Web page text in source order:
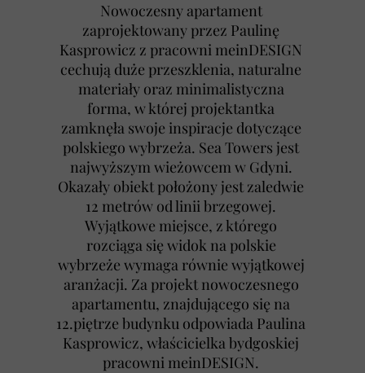
Nowoczesny apartament
zaprojektowany przez Paulinę
Kasprowicz z pracowni meinDESIGN
cechują duże przeszklenia, naturalne
materiały oraz minimalistyczna
forma, w której projektantka
zamknęła swoje inspiracje dotyczące
polskiego wybrzeża. Sea Towers jest
najwyższym wieżowcem w Gdyni.
Okazały obiekt położony jest zaledwie
12 metrów od linii brzegowej.
Wyjątkowe miejsce, z którego
rozciąga się widok na polskie
wybrzeże wymaga równie wyjątkowej
aranżacji. Za projekt nowoczesnego
apartamentu, znajdującego się na
12.piętrze budynku odpowiada Paulina
Kasprowicz, właścicielka bydgoskiej
pracowni meinDESIGN.